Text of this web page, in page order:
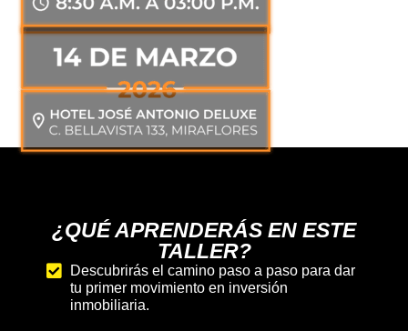
¿QUÉ APRENDERÁS EN ESTE
TALLER?
Descubrirás el camino paso a paso para dar
tu primer movimiento en inversión
inmobiliaria.